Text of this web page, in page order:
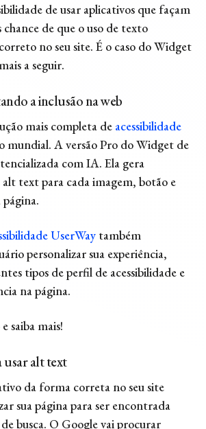
de usar aplicativos que façam
chance de que o uso de texto
no seu site. É o caso do Widget
a seguir.
a inclusão na web
mais completa de acessibilidade
mundial. A versão Pro do Widget de
com IA. Ela gera
alt textpara cada imagem, botão e
UserWay também
personalizar sua experiência,
tipos de perfil de acessibilidade e
na página.
saiba mais!
usaralt text
da forma correta no seu site
sua página para ser encontrada
busca. O Google vai procurar